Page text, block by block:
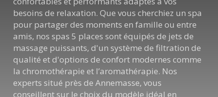
besoins de relaxation. Que vous cherchiez un spa
pour partager des moments en famille ou entre
amis, nos spas 5 places sont équipés de jets de
massage puissants, d'un système de filtration de
qualité et d'options de confort modernes comme
la chromothérapie et l’aromathérapie. Nos
experts situé près de Annemasse, vous
conseillent sur le choix du modèle idéal en